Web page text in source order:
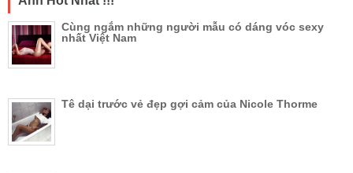
Cùng ngắm những người mẫu có dáng vóc sexy
nhất Việt Nam
Tê dại trước vẻ đẹp gợi cảm của Nicole Thorme